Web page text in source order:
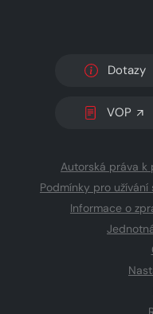
Dotazy
VOP
Autorská práva k
Podmínky pro
Informace o